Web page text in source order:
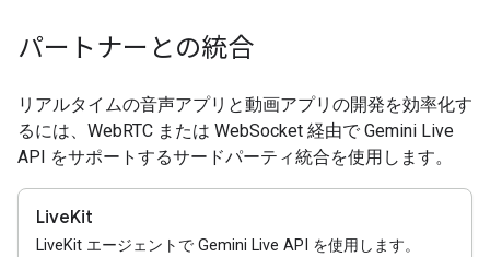
パートナーとの統合
リアルタイムの音声アプリと動画アプリの開発を効率化す
るには、WebRTC または WebSocket 経由で Gemini Live
API をサポートするサードパーティ統合を使用します。
LiveKit
LiveKit エージェントで Gemini Live API を使用します。